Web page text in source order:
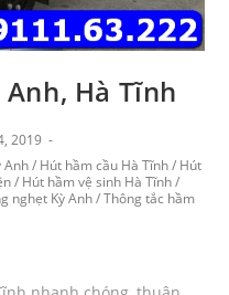
Hà Tĩnh
2019
Anh / Hút hầm cầu Hà Tĩnh / Hút
/ Hút hầm vệ sinh Hà Tĩnh /
nghẹt Kỳ Anh / Thông tắc hầm